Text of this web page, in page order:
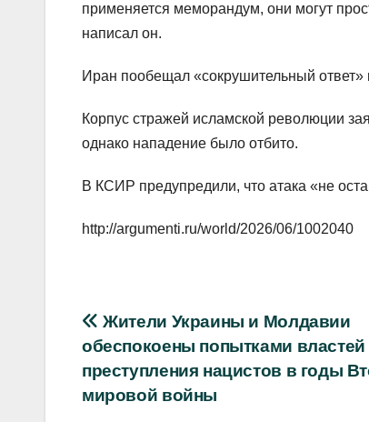
применяется меморандум, они могут
написал он.
Иран пообещал «сокрушительный
Корпус стражей исламской революции
однако нападение было отбито.
В КСИР предупредили, что атака «не
http://argumenti.ru/world/2026/06/1002040
Навигация
по
записям
Жители Украины и Молдавии
обеспокоены попытками властей
преступления нацистов в годы
мировой войны